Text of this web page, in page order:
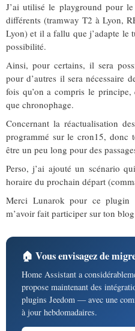
J’ai utilisé le playground pour
différents (tramway T2 à Lyon,
Lyon) et il a fallu que j’adapte le
possibilité.
Ainsi, pour certains, il sera
pour d’autres il sera nécessaire
fois qu’on a compris le
que chronophage.
Concernant la réactualisation
programmé sur le cron15, donc
être un peu long pour des
Perso, j’ai ajouté un scénario
horaire du prochain départ
Merci Lunarok pour ce
m’avoir fait participer sur ton
🏠 Vous envisagez de
Home Assistant a
propose maintenant des
plugins Jeedom — avec une
à jour hebdomadaires.